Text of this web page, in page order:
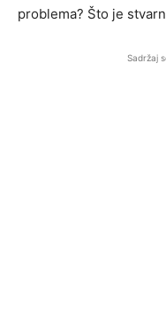
problema? Što je
Sadržaj